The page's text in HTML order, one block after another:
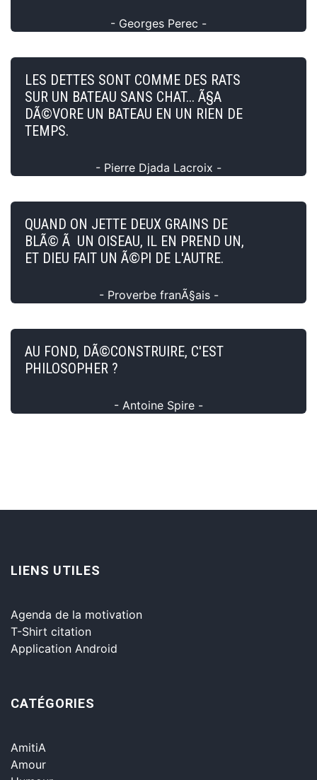
- Georges Perec -
LES DETTES SONT COMME DES RATS
SUR UN BATEAU SANS CHAT... Ã§A
DÃ©VORE UN BATEAU EN UN RIEN DE
TEMPS.
- Pierre Djada Lacroix -
QUAND ON JETTE DEUX GRAINS DE
BLÃ© Ã UN OISEAU, IL EN PREND UN,
ET DIEU FAIT UN Ã©PI DE L'AUTRE.
- Proverbe franÃ§ais -
AU FOND, DÃ©CONSTRUIRE, C'EST
PHILOSOPHER ?
- Antoine Spire -
LIENS UTILES
Agenda de la motivation
T-Shirt citation
Application Android
CATÉGORIES
AmitiA
Amour